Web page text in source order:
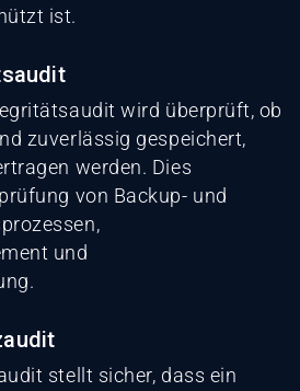
ist.
wird überprüft, ob
zuverlässig gespeichert,
werden. Dies
von Backup- und
und
stellt sicher, dass ein